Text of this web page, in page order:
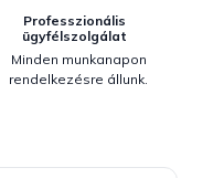
Professzionális
ügyfélszolgálat
Minden munkanapon
rendelkezésre állunk.